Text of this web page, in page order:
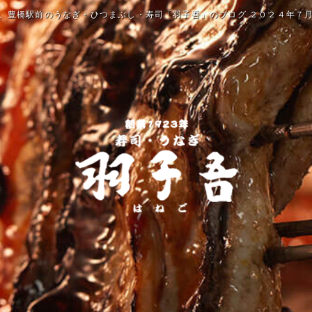
豊橋駅前のうなぎ・ひつまぶし・寿司「羽子吾」のブログ ２０２４年７